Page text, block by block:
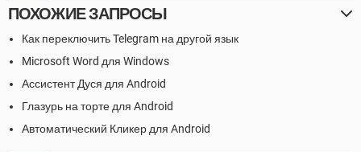
ПОХОЖИЕ ЗАПРОСЫ
Как переключить Telegram на другой язык
Microsoft Word для Windows
Ассистент Дуся для Android
Глазурь на торте для Android
Автоматический Кликер для Android